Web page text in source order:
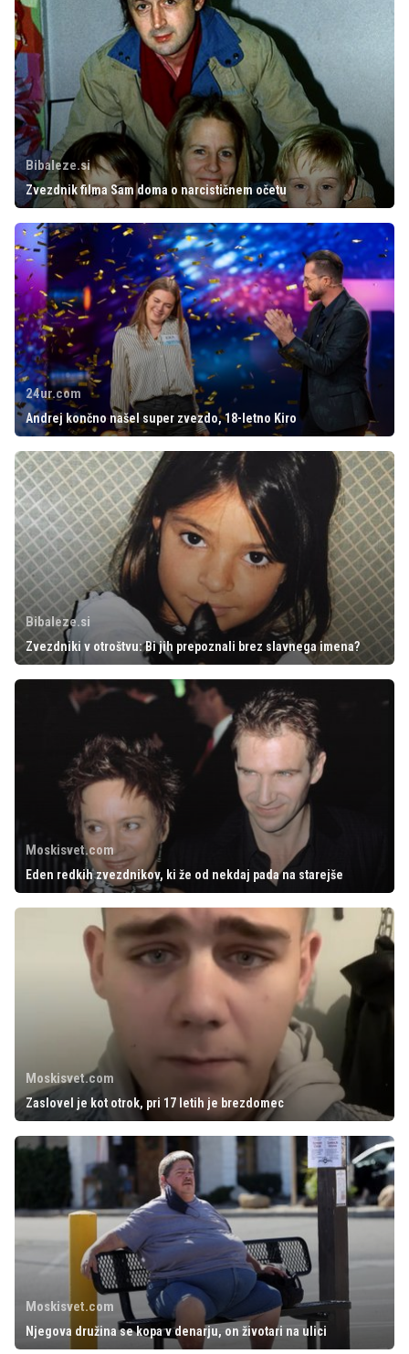
Bibaleze.si
Zvezdnik filma Sam doma o narcističnem očetu
24ur.com
Andrej končno našel super zvezdo, 18-letno Kiro
Bibaleze.si
Zvezdniki v otroštvu: Bi jih prepoznali brez slavnega imena?
Moskisvet.com
Eden redkih zvezdnikov, ki že od nekdaj pada na starejše
Moskisvet.com
Zaslovel je kot otrok, pri 17 letih je brezdomec
Moskisvet.com
Njegova družina se kopa v denarju, on životari na ulici